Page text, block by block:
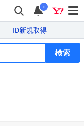
i
ID新規取得
検索